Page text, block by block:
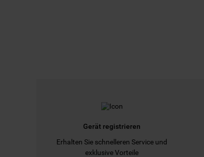
Gerät registrieren
Erhalten Sie schnelleren Service und
exklusive Vorteile